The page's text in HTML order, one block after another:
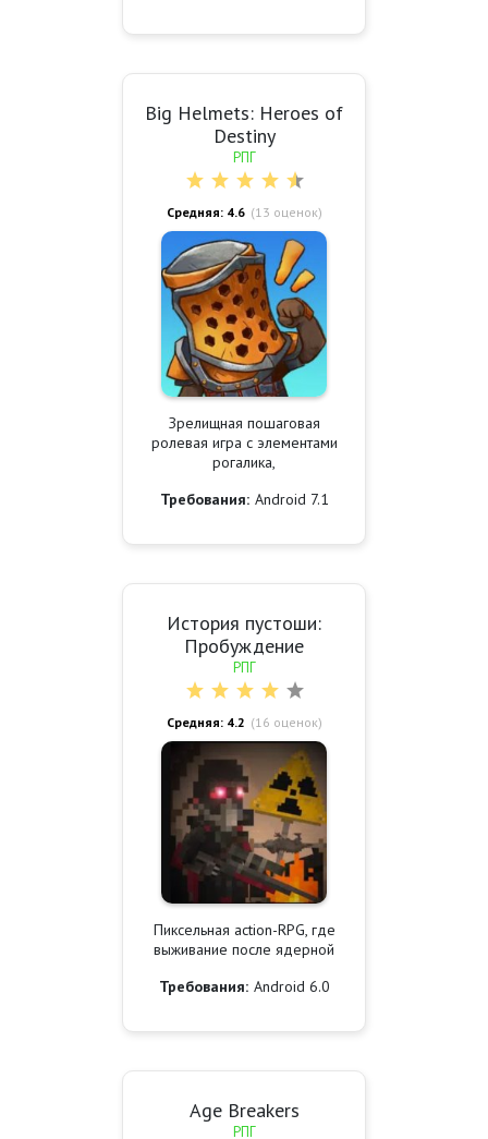
Big Helmets: Heroes of
Destiny
РПГ
Средняя: 4.6 (13 оценок)
Зрелищная пошаговая
ролевая игра с элементами
рогалика,
Требования: Android 7.1
История пустоши:
Пробуждение
РПГ
Средняя: 4.2 (16 оценок)
Пиксельная action-RPG, где
выживание после ядерной
Требования: Android 6.0
Age Breakers
РПГ